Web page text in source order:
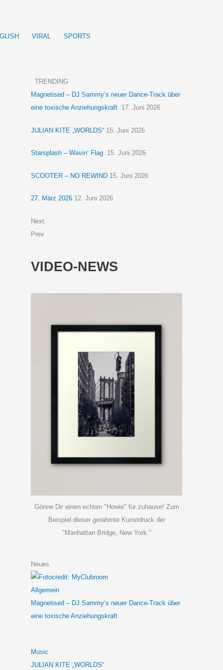
VIRAL SPORTS
TRENDING
Magnetised – DJ Sammy‘s neuer Dance-Track über
eine toxische Anziehungskraft 17. Juni 2026
JULIAN KITE „WORLDS“ 15. Juni 2026
Starsplash – Wavin‘ Flag 15. Juni 2026
SCOOTER – NO REWIND 15. Juni 2026
27. März 2026 12. Juni 2026
Next
Prev
VIDEO-NEWS
Gönne Dir einen echten "Howie" für zuhause! Zum
Beispiel dieser gerahmte Kunstdruck der
"Manhattan Bridge, New York "
Neues
Allgemein
Magnetised – DJ Sammy‘s neuer Dance-Track über
eine toxische Anziehungskraft
Music
JULIAN KITE „WORLDS“